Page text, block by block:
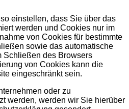
einstellen, dass Sie über das
werden und Cookies nur im
von Cookies für bestimmte
sowie das automatische
Schließen des Browsers
von Cookies kann die
eingeschränkt sein.
oder zu
werden, werden wir Sie hierüber